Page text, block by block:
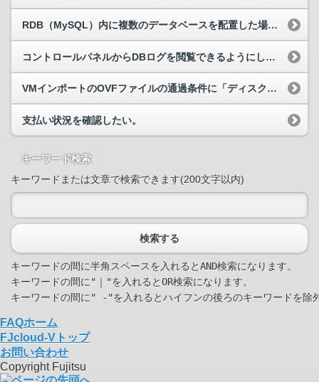
RDB（MySQL）内に複数のデータベースを配置した場合、クライアント毎に負荷状況を確認する方法はありますか？
コントロールパネルからDBログを閲覧できるようにしたいのですが、どのようにすればいいでしょうか？
VMインポートのOVFファイルの通過条件に「ディスク数が単数であること」とありますが、ディスクが複数ある場合どうすればいいですか
支払い状況を確認したい。
キーワード検索
キーワードまたは文章で検索できます(200文字以内)
検索する
キーワードの間に半角スペースを入れるとAND検索になります。
キーワードの間に"｜"を入れるとOR検索になります。
FAQホーム
FJcloud-Vトップ
お問い合わせ
Copyright Fujitsu